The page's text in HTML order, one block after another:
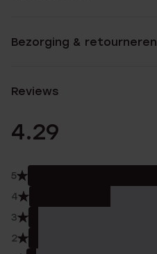
Bezorging & retourneren
Reviews
4.29
5
4
3
2